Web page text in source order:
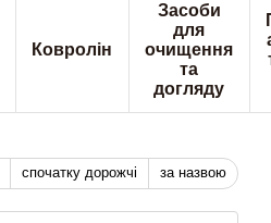
Ковролін
Засоби
для
очищення
та
догляду
спочатку дорожчі за назвою